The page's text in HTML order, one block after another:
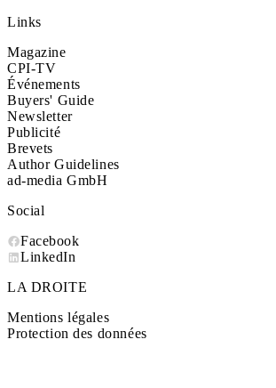
Links
Magazine
CPI-TV
Événements
Buyers' Guide
Newsletter
Publicité
Brevets
Author Guidelines
ad-media GmbH
Social
Facebook
LinkedIn
LA DROITE
Mentions légales
Protection des données